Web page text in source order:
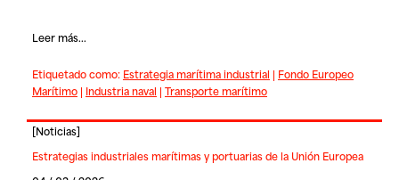
Leer más...
Etiquetado como: Estrategia marítima industrial | Fondo Europeo
Marítimo| Industria naval | Transporte marítimo
[Noticias]
Estrategias industriales marítimas y portuarias de la Unión Europea